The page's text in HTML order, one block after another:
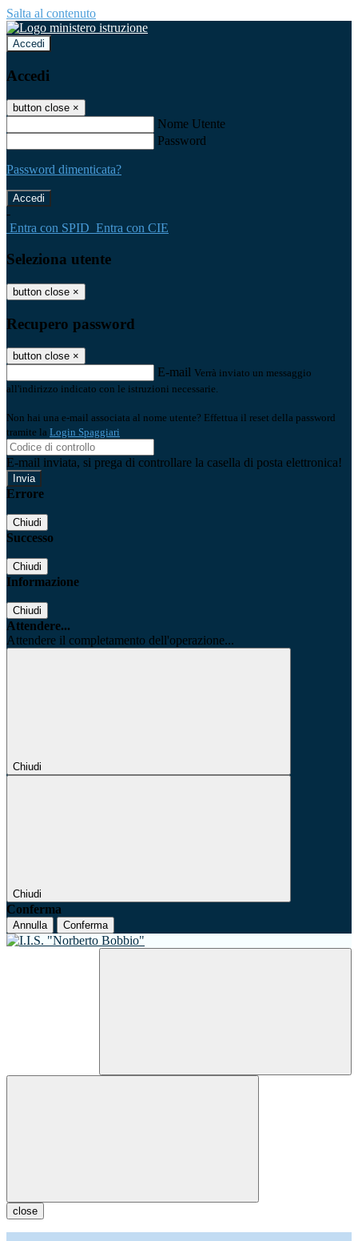
Salta al contenuto
Accedi
Accedi
button close ×
Nome Utente
Password
Password dimenticata?
-
Entra con SPID Entra con CIE
Seleziona utente
button close ×
Recupero password
button close ×
E-mail Verrà inviato un messaggio
all'indirizzo indicato con le istruzioni necessarie.
Non hai una e-mail associata al nome utente? Effettua il reset della password
tramite la Login Spaggiari
E-mail inviata, si prega di controllare la casella di posta elettronica!
Errore
Chiudi
Successo
Chiudi
Informazione
Chiudi
Attendere...
Attendere il completamento dell'operazione...
Chiudi
Chiudi
Conferma
Annulla Conferma
close